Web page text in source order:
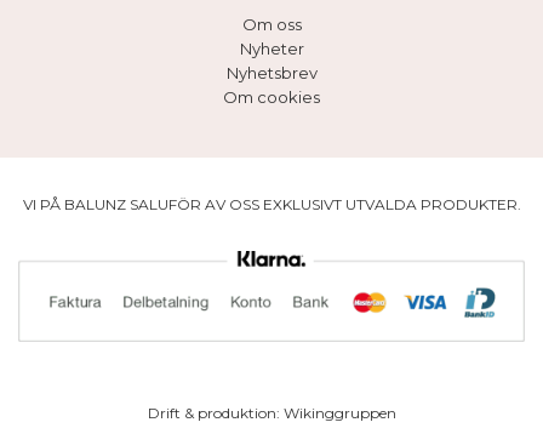
Om oss
Nyheter
Nyhetsbrev
Om cookies
VI PÅ BALUNZ SALUFÖR AV OSS EXKLUSIVT UTVALDA PRODUKTER.
Drift & produktion: Wikinggruppen